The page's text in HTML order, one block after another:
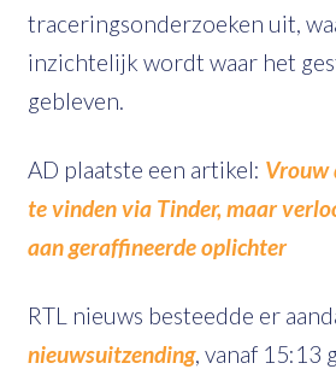
traceringsonderzoeken uit,
inzichtelijk wordt waar het
gebleven.
AD plaatste een artikel: Vrouw
te vinden via Tinder, maar
aan geraffineerde oplichter
RTL nieuws besteedde er
nieuwsuitzending, vanaf 15:13